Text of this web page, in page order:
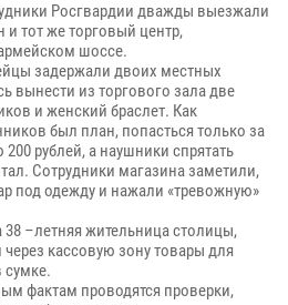
Росгвардии дважды выезжали
и тот же торговый центр,
шоссе.
задержали двоих местных
вынести из торгового зала две
и женский браслет. Как
был план, попасться только за
рублей, а наушники спрятать
Сотрудники магазина заметили,
под одежду и нажали «тревожную»
–летняя жительница столицы,
кассовую зону товары для
сумке.
фактам проводятся проверки,